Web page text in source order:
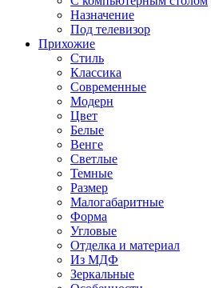
Назначение
Под телевизор
Прихожие
Стиль
Классика
Современные
Модерн
Цвет
Белые
Венге
Светлые
Темные
Размер
Малогабаритные
Форма
Угловые
Отделка и материал
Из МДФ
Зеркальные